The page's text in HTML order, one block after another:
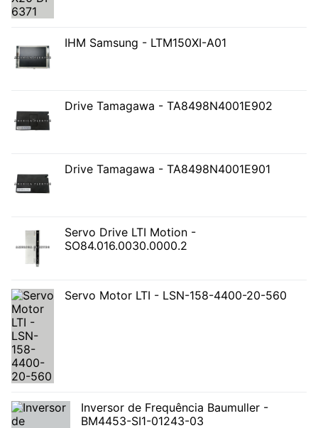
IHM Samsung - LTM150XI-A01
Drive Tamagawa - TA8498N4001E902
Drive Tamagawa - TA8498N4001E901
Servo Drive LTI Motion -
SO84.016.0030.0000.2
Servo Motor LTI - LSN-158-4400-20-560
Inversor de Frequência Baumuller -
BM4453-SI1-01243-03